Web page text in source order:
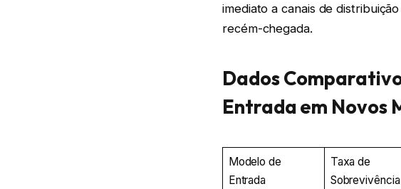
imediato a canais de
recém-chegada.
Dados
Entrada em Novos
Modelo de
Entrada
Taxa de